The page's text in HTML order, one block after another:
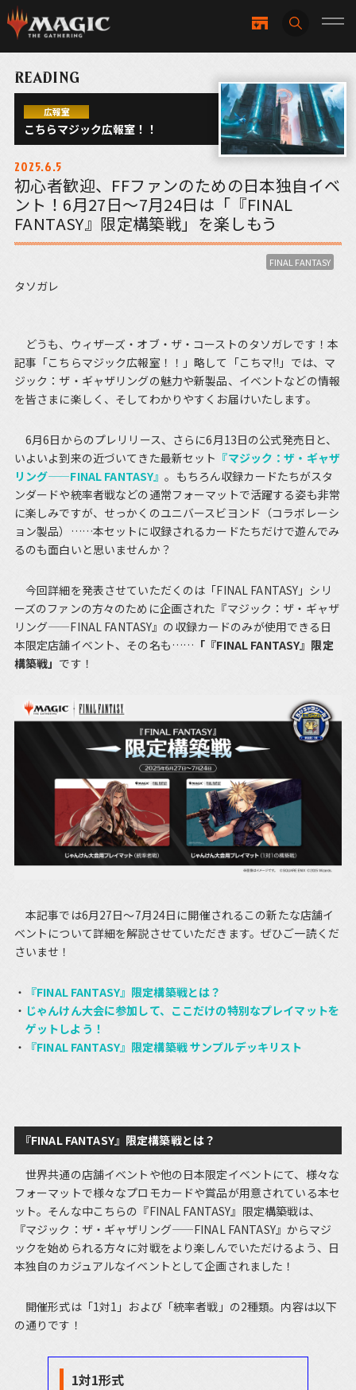
READING
広報室
こちらマジック広報室！！
2025.6.5
初心者歓迎、FFファンのための日本独自イベ
ント！6月27日～7月24日は「『FINAL
FANTASY』限定構築戦」を楽しもう
FINAL FANTASY
タソガレ
どうも、ウィザーズ・オブ・ザ・コーストのタソガレです！本
記事「こちらマジック広報室！！」略して「こちマ!!」では、マ
ジック：ザ・ギャザリングの魅力や新製品、イベントなどの情報
を皆さまに楽しく、そしてわかりやすくお届けいたします。
6月6日からのプレリリース、さらに6月13日の公式発売日と、
いよいよ到来の近づいてきた最新セット 『マジック：ザ・ギャザ
リング——FINAL FANTASY』。もちろん収録カードたちがスタ
ンダードや統率者戦などの通常フォーマットで活躍する姿も非常
に楽しみですが、せっかくのユニバースビヨンド（コラボレーシ
ョン製品）……本セットに収録されるカードたちだけで遊んでみ
るのも面白いと思いませんか？
今回詳細を発表させていただくのは「FINAL FANTASY」シリ
ーズのファンの方々のために企画された『マジック：ザ・ギャザ
リング——FINAL FANTASY』の収録カードのみが使用できる日
本限定店舗イベント、その名も…… 「『FINAL FANTASY』限定
構築戦」 です！
本記事では6月27日～7月24日に開催されるこの新たな店舗イ
ベントについて詳細を解説させていただきます。ぜひご一読くだ
さいませ！
『FINAL FANTASY』限定構築戦とは？
じゃんけん大会に参加して、ここだけの特別なプレイマットを
ゲットしよう！
『FINAL FANTASY』限定構築戦 サンプルデッキリスト
『FINAL FANTASY』限定構築戦とは？
世界共通の店舗イベントや他の日本限定イベントにて、様々な
フォーマットで様々なプロモカードや賞品が用意されている本セ
ット。そんな中こちらの『FINAL FANTASY』限定構築戦は、
『マジック：ザ・ギャザリング——FINAL FANTASY』からマジ
ックを始められる方々に対戦をより楽しんでいただけるよう、日
本独自のカジュアルなイベントとして企画されました！
開催形式は「1対1」および「統率者戦」の2種類。内容は以下
の通りです！
1対1形式